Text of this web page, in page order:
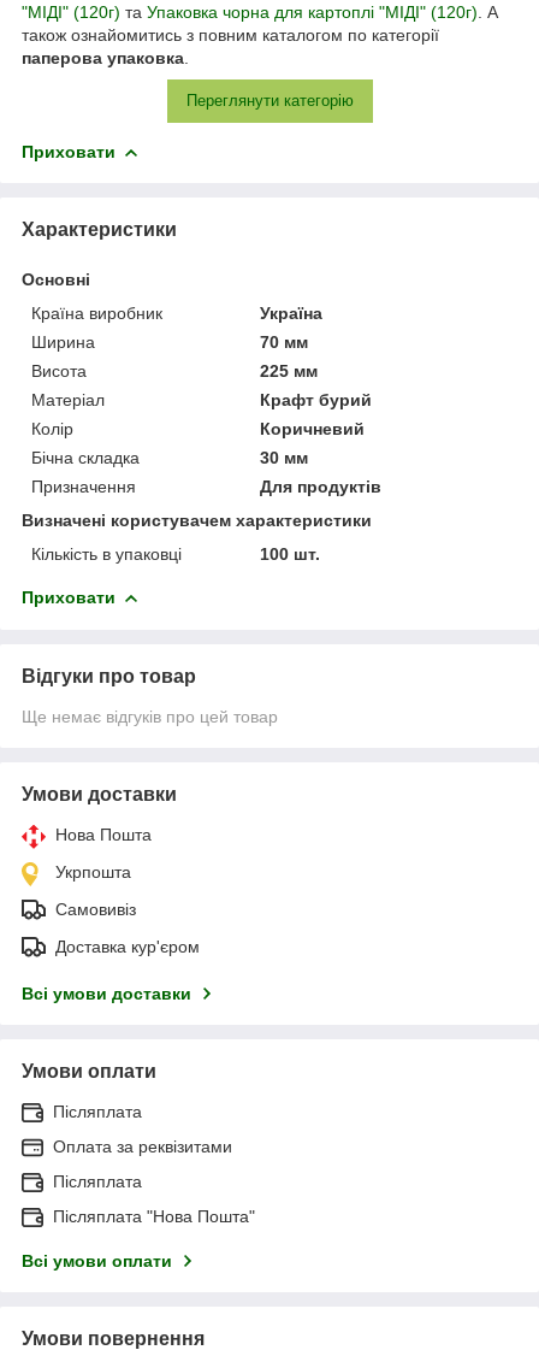
"МІДІ" (120г) та Упаковка чорна для картоплі "МІДІ" (120г) . А
також ознайомитись з повним каталогом по категорії
паперова упаковка
Переглянути категорію
Приховати
Характеристики
Основні
Країна виробник
Україна
Ширина
70 мм
Висота
225 мм
Матеріал
Крафт бурий
Колір
Коричневий
Бічна складка
30 мм
Призначення
Для продуктів
Визначені користувачем характеристики
Кількість в упаковці
100 шт.
Приховати
Відгуки про товар
Ще немає відгуків про цей товар
Умови доставки
Нова Пошта
Укрпошта
Самовивіз
Доставка кур'єром
Всі умови доставки
Умови оплати
Післяплата
Оплата за реквізитами
Післяплата
Післяплата "Нова Пошта"
Всі умови оплати
Умови повернення